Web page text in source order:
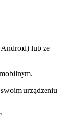
lub ze
urządzeniu